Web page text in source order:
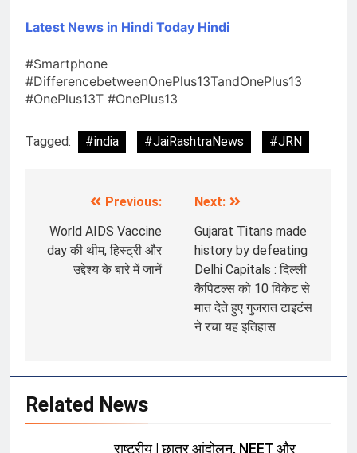
Latest News in Hindi Today Hindi
#Smartphone
#DifferencebetweenOnePlus13TandOnePlus13
#OnePlus13T #OnePlus13
Tagged: #india #JaiRashtraNews #JRN
navigation
Previous:
World AIDS Vaccine
day की थीम, हिस्ट्री और
उद्देश्य के बारे में जानें
Next:
Gujarat Titans made
history by defeating
Delhi Capitals : दिल्ली
कैपिटल्स को 10 विकेट से
मात देते हुए गुजरात टाइटंस
ने रचा यह इतिहास
Related News
राष्ट्रीय | छात्र आंदोलन, NEET और